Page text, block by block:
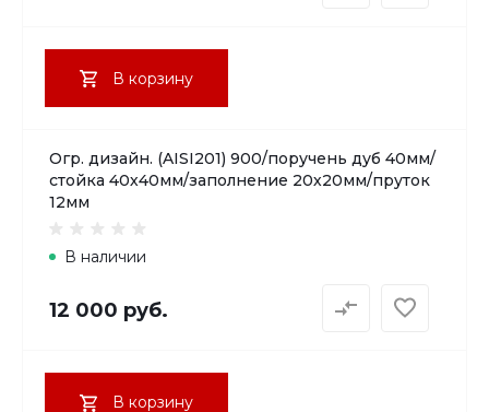
В корзину
Огр. дизайн. (AISI201) 900/поручень дуб 40мм/
стойка 40х40мм/заполнение 20х20мм/пруток
12мм
В наличии
12 000 руб.
В корзину